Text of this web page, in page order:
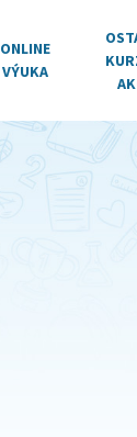
ONLINE
VÝUKA